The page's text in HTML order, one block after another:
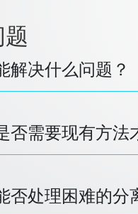
题
解决什么问题？
否需要现有方法
否处理困难的分